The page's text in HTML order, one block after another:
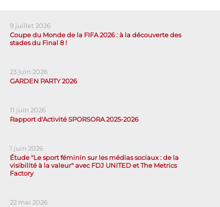
9 juillet 2026
Coupe du Monde de la FIFA 2026 : à la découverte des
stades du Final 8 !
23 juin 2026
GARDEN PARTY 2026
11 juin 2026
Rapport d'Activité SPORSORA 2025-2026
1 juin 2026
Étude "Le sport féminin sur les médias sociaux : de la
visibilité à la valeur" avec FDJ UNITED et The Metrics
Factory
22 mai 2026